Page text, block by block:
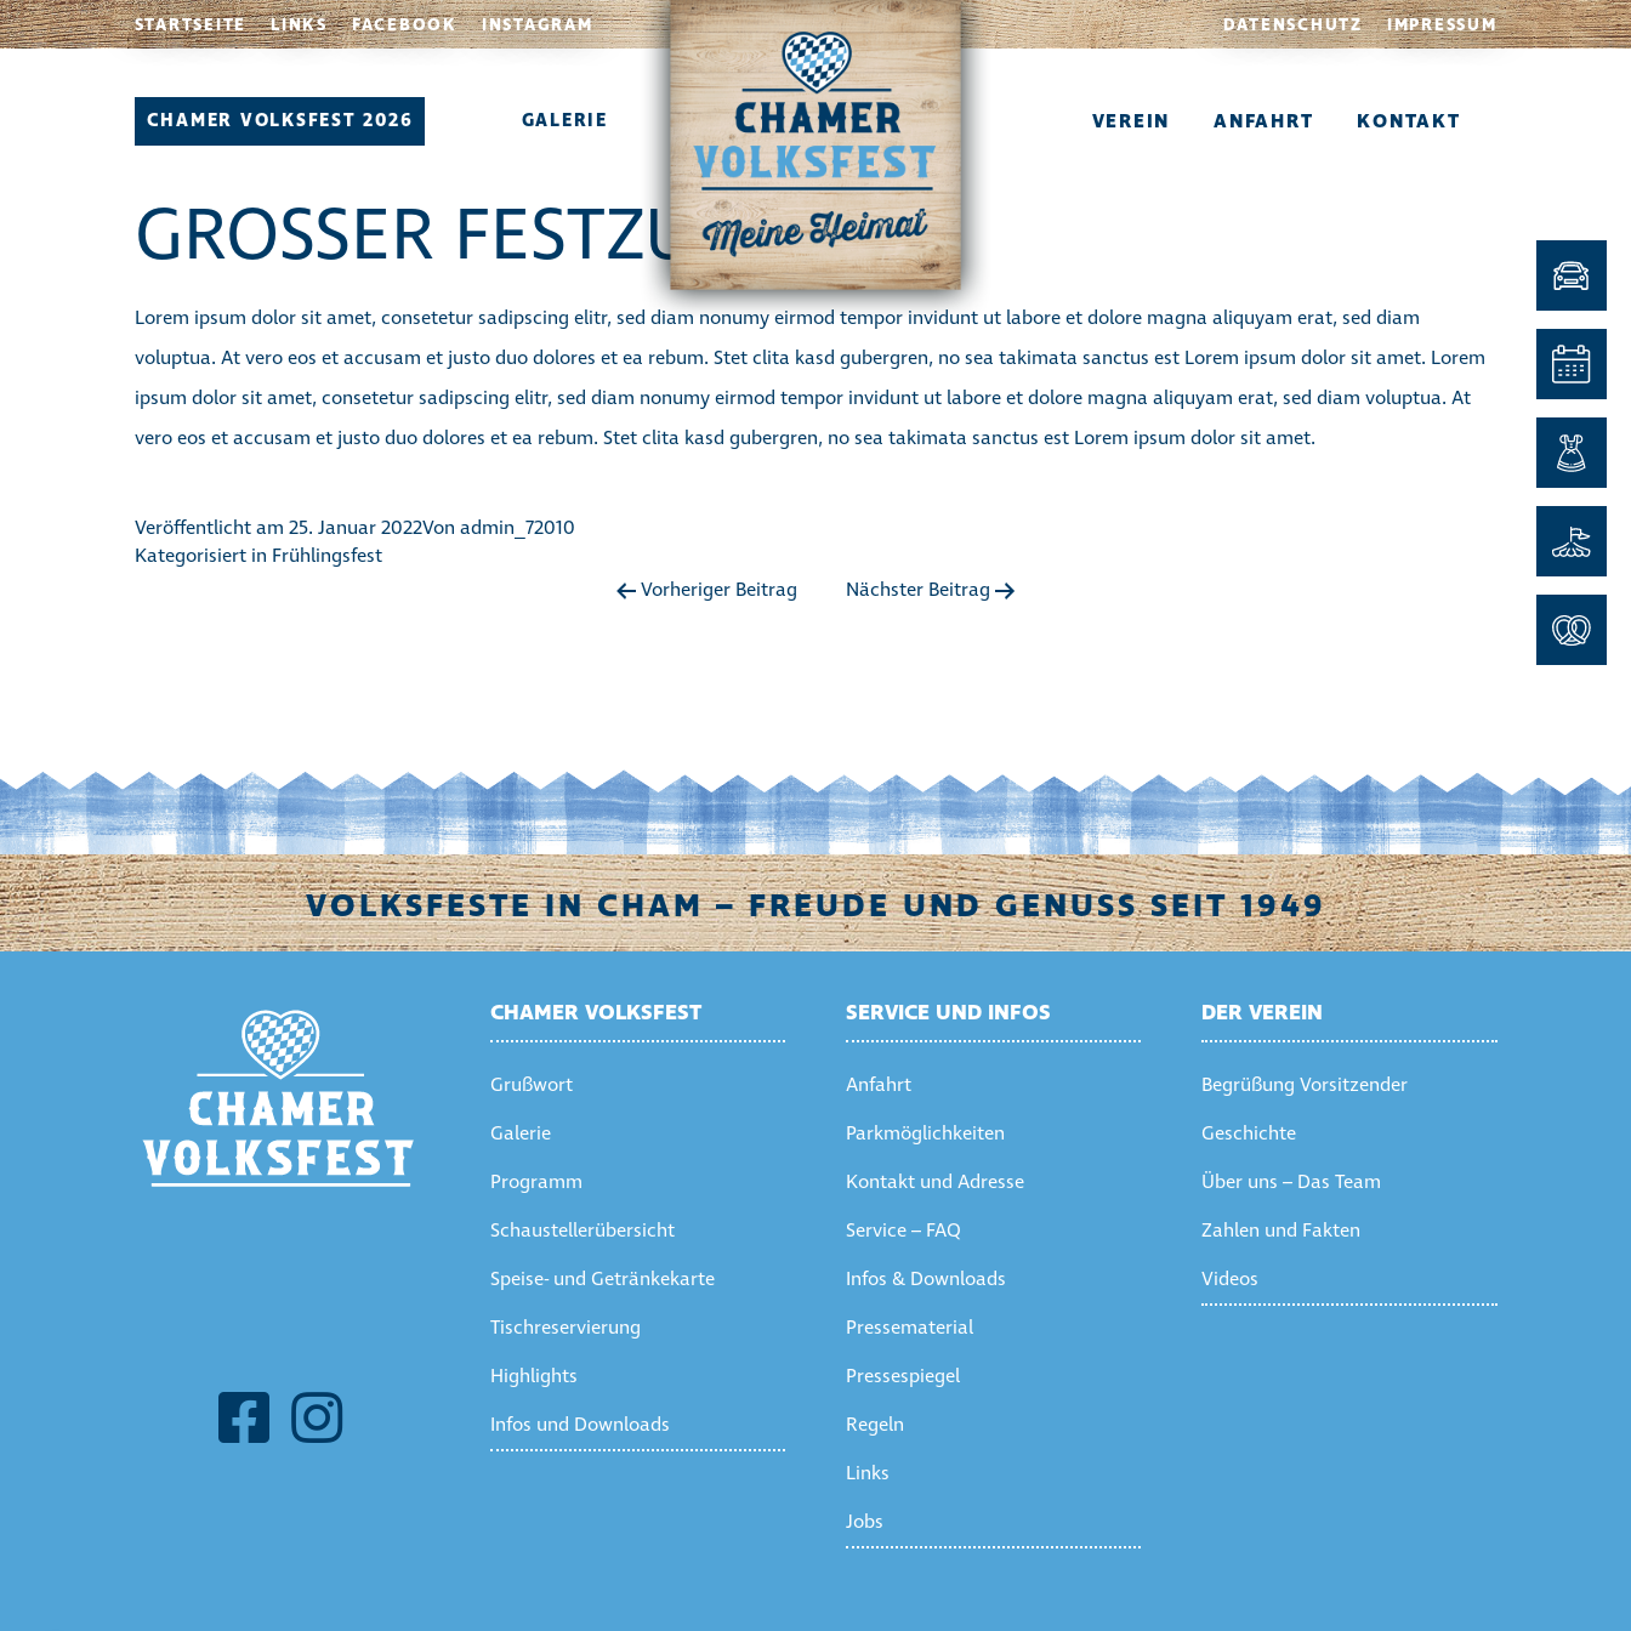
STARTSEITE LINKS FACEBOOK INSTAGRAM DATENSCHUTZ IMPRESSUM
CHAMER VOLKSFEST 2026 GALERIE VEREIN ANFAHRT KONTAKT
GROSSER FESTZUG
Lorem ipsum dolor sit amet, consetetur sadipscing elitr, sed diam nonumy eirmod tempor invidunt ut labore et dolore magna aliquyam erat, sed diam
voluptua. At vero eos et accusam et justo duo dolores et ea rebum. Stet clita kasd gubergren, no sea takimata sanctus est Lorem ipsum dolor sit amet. Lorem
ipsum dolor sit amet, consetetur sadipscing elitr, sed diam nonumy eirmod tempor invidunt ut labore et dolore magna aliquyam erat, sed diam voluptua. At
vero eos et accusam et justo duo dolores et ea rebum. Stet clita kasd gubergren, no sea takimata sanctus est Lorem ipsum dolor sit amet.
Veröffentlicht am 25. Januar 2022Von admin_72010
Kategorisiert in Frühlingsfest
Vorheriger Beitrag
Nächster Beitrag
VOLKSFESTE IN CHAM – FREUDE UND GENUSS SEIT 1949
CHAMER VOLKSFEST
Grußwort
Galerie
Programm
Schaustellerübersicht
Speise- und Getränkekarte
Tischreservierung
Highlights
Infos und Downloads
SERVICE UND INFOS
Anfahrt
Parkmöglichkeiten
Kontakt und Adresse
Service – FAQ
Infos & Downloads
Pressematerial
Pressespiegel
Regeln
Links
Jobs
DER VEREIN
Begrüßung Vorsitzender
Geschichte
Über uns – Das Team
Zahlen und Fakten
Videos